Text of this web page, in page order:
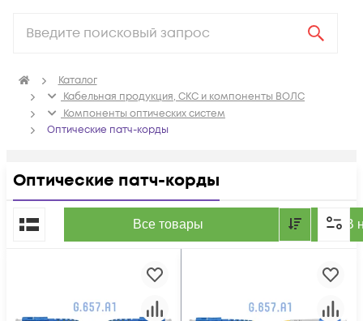
Каталог
Кабельная продукция, СКС и компоненты ВОЛС
Компоненты оптических систем
Оптические патч-корды
Оптические патч-корды
Все товары В
По популярности